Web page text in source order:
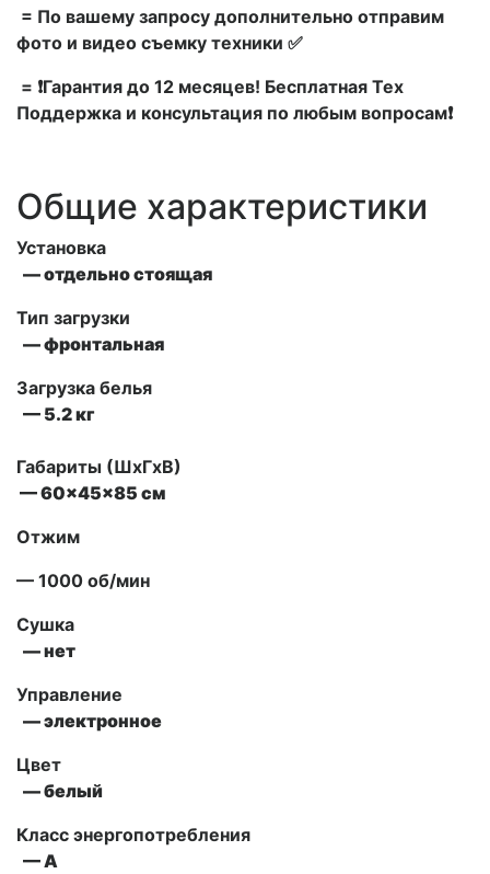
= По вашему запросу дополнительно отправим
фото и видео съемку техники ✅
= ❗Гарантия до 12 месяцев! Бесплатная Тех
Поддержка и консультация по любым вопросам❗
Общие характеристики
Установка
— отдельно стоящая
Тип загрузки
— фронтальная
Загрузка белья
— 5.2 кг
Габариты (ШxГxВ)
— 60x45x85 см
Отжим
— 1000 об/мин
Сушка
— нет
Управление
— электронное
Цвет
— белый
Класс энергопотребления
— А